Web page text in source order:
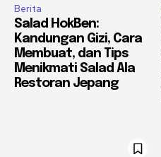
Berita
Salad HokBen:
Kandungan Gizi, Cara
Membuat, dan Tips
Menikmati Salad Ala
Restoran Jepang